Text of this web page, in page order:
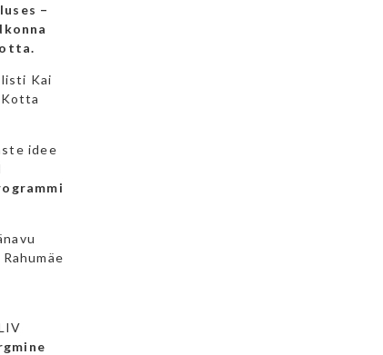
–
Kai
idee